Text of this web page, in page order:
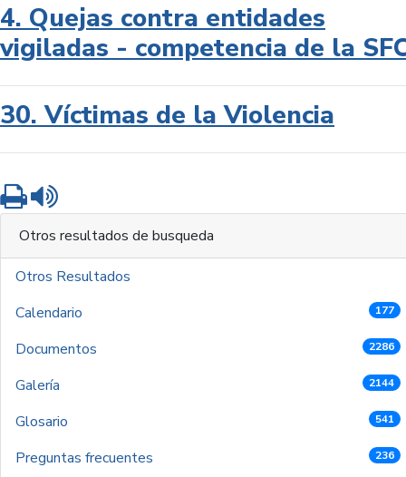
4. Quejas contra entidades
vigiladas - competencia de la
30. Víctimas de la Violencia
Imprimir
Otros resultados de busqueda
Otros Resultados
Calendario
177
Documentos 2286
Galería 2144
Glosario 541
Preguntas frecuentes 236